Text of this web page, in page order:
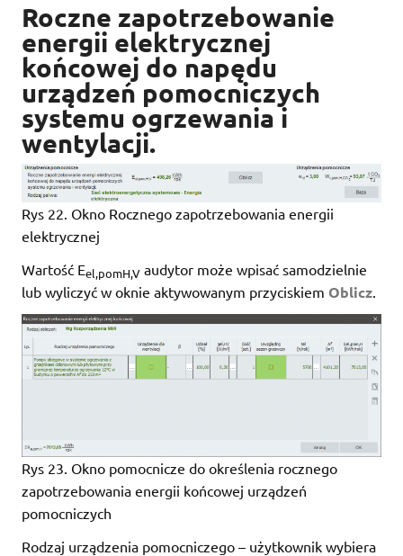
Roczne zapotrzebowanie
energii elektrycznej
końcowej do napędu
urządzeń pomocniczych
systemu ogrzewania i
wentylacji.
Rys 22. Okno Rocznego zapotrzebowania energii
elektrycznej
Wartość Eel,pomH,V audytor może wpisać samodzielnie
lub wyliczyć w oknie aktywowanym przyciskiem Oblicz
Rys 23. Okno pomocnicze do określenia rocznego
zapotrzebowania energii końcowej urządzeń
pomocniczych
Rodzaj urządzenia pomocniczego – użytkownik wybiera